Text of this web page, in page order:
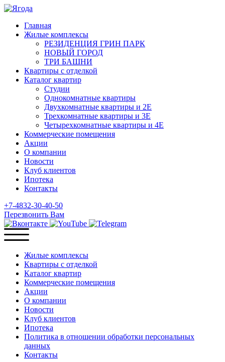
Главная
Жилые комплексы
РЕЗИДЕНЦИЯ ГРИН ПАРК
НОВЫЙ ГОРОД
ТРИ БАШНИ
Квартиры с отделкой
Каталог квартир
Студии
Однокомнатные квартиры
Двухкомнатные квартиры и 2E
Трехкомнатные квартиры и 3E
Четырехкомнатные квартиры и 4E
Коммерческие помещения
Акции
О компании
Новости
Клуб клиентов
Ипотека
Контакты
+7-4832-30-40-50
Перезвонить Вам
Жилые комплексы
Квартиры с отделкой
Каталог квартир
Коммерческие помещения
Акции
О компании
Новости
Клуб клиентов
Ипотека
Политика в отношении обработки персональных
данных
Контакты